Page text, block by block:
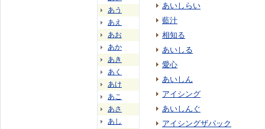
あう
あえ
あお
あか
あき
あく
あけ
あこ
あさ
あし
あいしらい
藍汁
相知る
あいしる
愛心
あいしん
アイシング
あいしんぐ
アイシングザパック